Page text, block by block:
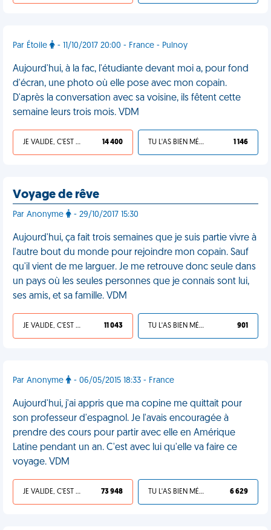
Par Étoile - 11/10/2017 20:00 - France - Pulnoy
Aujourd'hui, à la fac, l'étudiante devant moi a, pour fond
d'écran, une photo où elle pose avec mon copain.
D'après la conversation avec sa voisine, ils fêtent cette
semaine leurs trois mois. VDM
JE VALIDE, C'EST UNE VDM 14 400 TU L'AS BIEN MÉRITÉ 1 146
Voyage de rêve
Par Anonyme - 29/10/2017 15:30
Aujourd'hui, ça fait trois semaines que je suis partie vivre à
l'autre bout du monde pour rejoindre mon copain. Sauf
qu'il vient de me larguer. Je me retrouve donc seule dans
un pays où les seules personnes que je connais sont lui,
ses amis, et sa famille. VDM
JE VALIDE, C'EST UNE VDM 11 043 TU L'AS BIEN MÉRITÉ 901
Par Anonyme - 06/05/2015 18:33 - France
Aujourd'hui, j'ai appris que ma copine me quittait pour
son professeur d'espagnol. Je l'avais encouragée à
prendre des cours pour partir avec elle en Amérique
Latine pendant un an. C'est avec lui qu'elle va faire ce
voyage. VDM
JE VALIDE, C'EST UNE VDM 73 948 TU L'AS BIEN MÉRITÉ 6 629